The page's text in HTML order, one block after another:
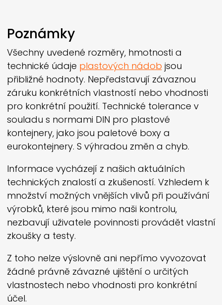
Poznámky
Všechny uvedené rozměry, hmotnosti a
technické údaje plastových nádob jsou
přibližné hodnoty. Nepředstavují závaznou
záruku konkrétních vlastností nebo vhodnosti
pro konkrétní použití. Technické tolerance v
souladu s normami DIN pro plastové
kontejnery, jako jsou paletové boxy a
eurokontejnery. S výhradou změn a chyb.
Informace vycházejí z našich aktuálních
technických znalostí a zkušeností. Vzhledem k
množství možných vnějších vlivů při používání
výrobků, které jsou mimo naši kontrolu,
nezbavují uživatele povinnosti provádět vlastní
zkoušky a testy.
Z toho nelze výslovně ani nepřímo vyvozovat
žádné právně závazné ujištění o určitých
vlastnostech nebo vhodnosti pro konkrétní
účel.